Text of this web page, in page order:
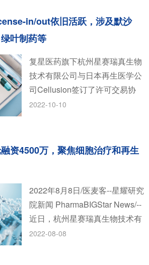
in/out依旧活跃，涉及默沙
叶制药等
复星医药旗下杭州星赛瑞真生物
技术有限公司与日本再生医学公
司Cellusion签订了许可交易协
议。根据协议，星赛瑞真将获得
化权利。CLS001是一种来源于
移植替代方案提供了一个新的选
择。
2022-10-10
资4500万，聚焦细胞治疗和再生
2022年8月8日/医麦客--星耀研究
院新闻 PharmaBIGStar News/--
近日，杭州星赛瑞真生物技术有
限公司（Celregen
2022-08-08